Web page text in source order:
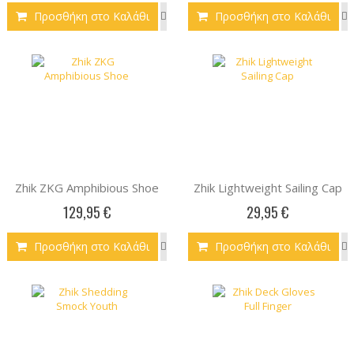
Προσθήκη στο Καλάθι Προσθήκη στο Καλάθι
Zhik ZKG Amphibious Shoe
129,95 €
Προσθήκη στο Καλάθι
Zhik Lightweight Sailing Cap
29,95 €
Προσθήκη στο Καλάθι